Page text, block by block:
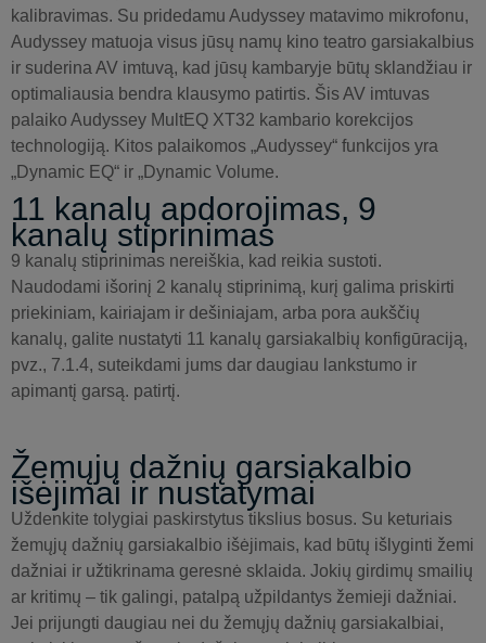
kalibravimas. Su pridedamu Audyssey matavimo mikrofonu,
Audyssey matuoja visus jūsų namų kino teatro garsiakalbius
ir suderina AV imtuvą, kad jūsų kambaryje būtų sklandžiau ir
optimaliausia bendra klausymo patirtis. Šis AV imtuvas
palaiko Audyssey MultEQ XT32 kambario korekcijos
technologiją. Kitos palaikomos „Audyssey“ funkcijos yra
„Dynamic EQ“ ir „Dynamic Volume.
11 kanalų apdorojimas, 9
kanalų stiprinimas
9 kanalų stiprinimas nereiškia, kad reikia sustoti.
Naudodami išorinį 2 kanalų stiprinimą, kurį galima priskirti
priekiniam, kairiajam ir dešiniajam, arba pora aukščių
kanalų, galite nustatyti 11 kanalų garsiakalbių konfigūraciją,
pvz., 7.1.4, suteikdami jums dar daugiau lankstumo ir
apimantį garsą. patirtį.
Žemųjų dažnių garsiakalbio
išėjimai ir nustatymai
Uždenkite tolygiai paskirstytus tikslius bosus. Su keturiais
žemųjų dažnių garsiakalbio išėjimais, kad būtų išlyginti žemi
dažniai ir užtikrinama geresnė sklaida. Jokių girdimų smailių
ar kritimų – tik galingi, patalpą užpildantys žemieji dažniai.
Jei prijungti daugiau nei du žemųjų dažnių garsiakalbiai,